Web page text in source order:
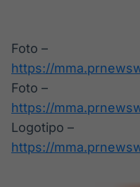
Foto –
https://
Foto –
https://
Logotipo –
https://